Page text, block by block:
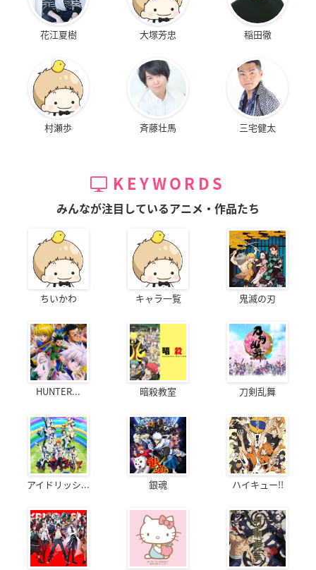
花江夏樹 大塚芳忠 稲田徹
村瀬歩 斉藤壮馬 三宅健太
KEYWORDS
みんなが注目しているアニメ・作品たち
ちいかわ キャラ一覧 鬼滅の刃
HUNTER... 暗殺教室 刀剣乱舞
アイドリッシ... 銀魂 ハイキュー!!